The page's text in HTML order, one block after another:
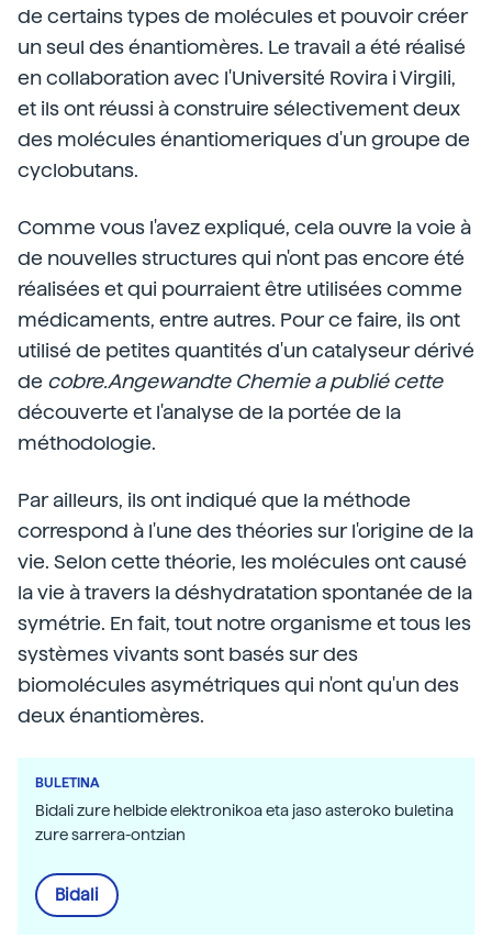
de certains types de molécules et pouvoir créer
un seul des énantiomères. Le travail a été réalisé
en collaboration avec l'Université Rovira i Virgili,
et ils ont réussi à construire sélectivement deux
des molécules énantiomeriques d'un groupe de
cyclobutans.
Comme vous l'avez expliqué, cela ouvre la voie à
de nouvelles structures qui n'ont pas encore été
réalisées et qui pourraient être utilisées comme
médicaments, entre autres. Pour ce faire, ils ont
utilisé de petites quantités d'un catalyseur dérivé
de cobre.Angewandte Chemie a publié cette
découverte et l'analyse de la portée de la
méthodologie.
Par ailleurs, ils ont indiqué que la méthode
correspond à l'une des théories sur l'origine de la
vie. Selon cette théorie, les molécules ont causé
la vie à travers la déshydratation spontanée de la
symétrie. En fait, tout notre organisme et tous les
systèmes vivants sont basés sur des
biomolécules asymétriques qui n'ont qu'un des
deux énantiomères.
BULETINA
Bidali zure helbide elektronikoa eta jaso asteroko buletina
zure sarrera-ontzian
Bidali